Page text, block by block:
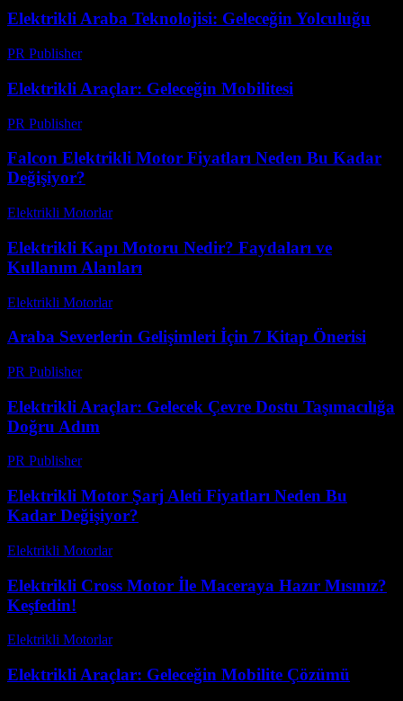
Elektrikli Araba Teknolojisi: Geleceğin Yolculuğu
PR Publisher-
Elektrikli Araçlar: Geleceğin Mobilitesi
PR Publisher-
Falcon Elektrikli Motor Fiyatları Neden Bu Kadar
Değişiyor?
Elektrikli Motorlar-
Elektrikli Kapı Motoru Nedir? Faydaları ve
Kullanım Alanları
Elektrikli Motorlar-
Araba Severlerin Gelişimleri İçin 7 Kitap Önerisi
PR Publisher-
Elektrikli Araçlar: Gelecek Çevre Dostu Taşımacılığa
Doğru Adım
PR Publisher-
Elektrikli Motor Şarj Aleti Fiyatları Neden Bu
Kadar Değişiyor?
Elektrikli Motorlar-
Elektrikli Cross Motor İle Maceraya Hazır Mısınız?
Keşfedin!
Elektrikli Motorlar-
Elektrikli Araçlar: Geleceğin Mobilite Çözümü